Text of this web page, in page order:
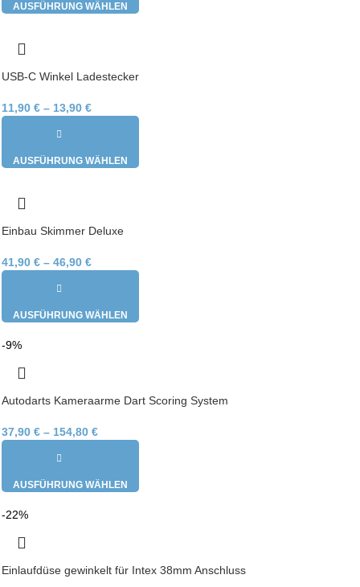
AUSFÜHRUNG WÄHLEN
USB-C Winkel Ladestecker
11,90 € – 13,90 €
AUSFÜHRUNG WÄHLEN
Einbau Skimmer Deluxe
41,90 € – 46,90 €
AUSFÜHRUNG WÄHLEN
-9%
Autodarts Kameraarme Dart Scoring System
37,90 € – 154,80 €
AUSFÜHRUNG WÄHLEN
-22%
Einlaufdüse gewinkelt für Intex 38mm Anschluss